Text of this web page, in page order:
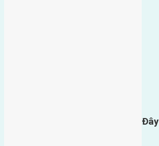
Gửi Tin Nhắn Cho Chúng Tôi Ở Đây